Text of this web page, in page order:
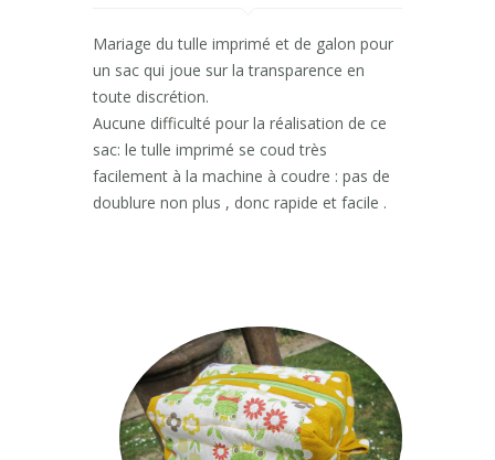
Mariage du tulle imprimé et de galon pour
un sac qui joue sur la transparence en
toute discrétion.
Aucune difficulté pour la réalisation de ce
sac: le tulle imprimé se coud très
facilement à la machine à coudre : pas de
doublure non plus , donc rapide et facile .